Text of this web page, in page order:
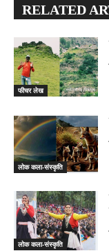
RELATED
फीचर लेख
लोक कला-संस्कृति
लोक कला-संस्कृति